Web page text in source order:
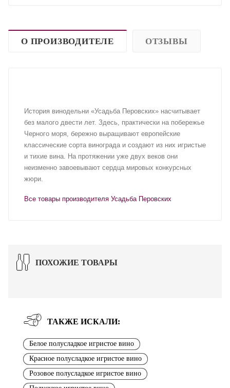
О ПРОИЗВОДИТЕЛЕ ОТЗЫВЫ
История винодельни «Усадьба Перовских» насчитывает
без малого двести лет. Здесь, практически на побережье
Черного моря, бережно выращивают европейские
классические сорта винограда и создают из них игристые
и тихие вина. На протяжении уже двух веков они
неизменно завоевывают сердца мировых конкурсных
жюри.
Все товары производителя Усадьба Перовских
ПОХОЖИЕ ТОВАРЫ
ТАКЖЕ ИСКАЛИ:
Белое полусладкое игристое вино
Красное полусладкое игристое вино
Розовое полусладкое игристое вино